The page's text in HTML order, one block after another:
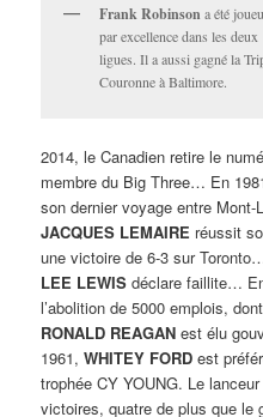
Frank Robinson a été
par excellence dans les deux
ligues. Il a aussi gagné la
Couronne à Baltimore.
2014, le Canadien retire le
membre du Big Three… En
son dernier voyage entre
JACQUES LEMAIRE réussit
une victoire de 6-3 sur
LEE LEWIS déclare faillite…
l’abolition de 5000 emplois,
RONALD REAGAN est élu
1961,WHITEY FORD est
trophée CY YOUNG. Le
victoires, quatre de plus que